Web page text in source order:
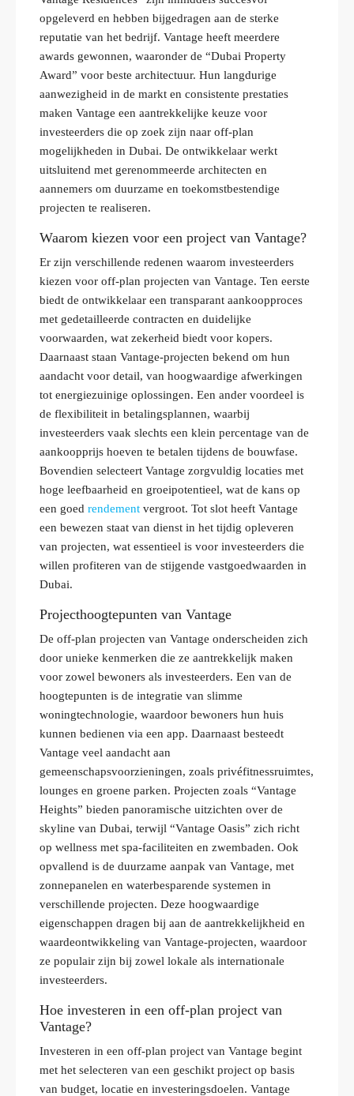
opgeleverd en hebben bijgedragen aan de sterke
reputatie van het bedrijf. Vantage heeft meerdere
awards gewonnen, waaronder de “Dubai Property
Award” voor beste architectuur. Hun langdurige
aanwezigheid in de markt en consistente prestaties
maken Vantage een aantrekkelijke keuze voor
investeerders die op zoek zijn naar off-plan
mogelijkheden in Dubai. De ontwikkelaar werkt
uitsluitend met gerenommeerde architecten en
aannemers om duurzame en toekomstbestendige
projecten te realiseren.
Waarom kiezen voor een project van Vantage?
Er zijn verschillende redenen waarom investeerders
kiezen voor off-plan projecten van Vantage. Ten eerste
biedt de ontwikkelaar een transparant aankoopproces
met gedetailleerde contracten en duidelijke
voorwaarden, wat zekerheid biedt voor kopers.
Daarnaast staan Vantage-projecten bekend om hun
aandacht voor detail, van hoogwaardige afwerkingen
tot energiezuinige oplossingen. Een ander voordeel is
de flexibiliteit in betalingsplannen, waarbij
investeerders vaak slechts een klein percentage van de
aankoopprijs hoeven te betalen tijdens de bouwfase.
Bovendien selecteert Vantage zorgvuldig locaties met
hoge leefbaarheid en groeipotentieel, wat de kans op
een goed rendement vergroot. Tot slot heeft Vantage
een bewezen staat van dienst in het tijdig opleveren
van projecten, wat essentieel is voor investeerders die
willen profiteren van de stijgende vastgoedwaarden in
Dubai.
Projecthoogtepunten van Vantage
De off-plan projecten van Vantage onderscheiden zich
door unieke kenmerken die ze aantrekkelijk maken
voor zowel bewoners als investeerders. Een van de
hoogtepunten is de integratie van slimme
woningtechnologie, waardoor bewoners hun huis
kunnen bedienen via een app. Daarnaast besteedt
Vantage veel aandacht aan
gemeenschapsvoorzieningen, zoals privéfitnessruimtes,
lounges en groene parken. Projecten zoals “Vantage
Heights” bieden panoramische uitzichten over de
skyline van Dubai, terwijl “Vantage Oasis” zich richt
op wellness met spa-faciliteiten en zwembaden. Ook
opvallend is de duurzame aanpak van Vantage, met
zonnepanelen en waterbesparende systemen in
verschillende projecten. Deze hoogwaardige
eigenschappen dragen bij aan de aantrekkelijkheid en
waardeontwikkeling van Vantage-projecten, waardoor
ze populair zijn bij zowel lokale als internationale
investeerders.
Hoe investeren in een off-plan project van
Vantage?
Investeren in een off-plan project van Vantage begint
met het selecteren van een geschikt project op basis
van budget, locatie en investeringsdoelen. Vantage